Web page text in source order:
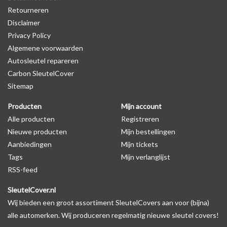
waardoor het logo in de meeste gevallen op de originele
autosleutel behuizing wel zichtbaar is. U kunt dit zelf nagaan door
op de productfoto te kijken of er een logo zichtbaar is.
Levering
Voor 16:00 besteld = Dezelfde dag verzonden
Verzending naar België: 1/3 werkdagen
Specificaties
Merk: SleutelCover
Geschikt voor: Alfa Romeo
Gewicht: 20g
Materiaal: Siliconen
Geschikt voor o.a. de volgende modellen:
* Afhankelijk van het bouwjaar
Retourneren
Disclaimer
Privacy Policy
Algemene voorwaarden
Autosleutel repareren
Carbon SleutelCover
Sitemap
Producten
Alle producten
Nieuwe producten
Aanbiedingen
Tags
RSS-feed
Mijn account
Registreren
Mijn bestellingen
Mijn tickets
Mijn verlanglijst
SleutelCover.nl
Wij bieden een groot assortiment SleutelCovers aan voor (bijna)
alle automerken. Wij produceren regelmatig nieuwe sleutel covers!